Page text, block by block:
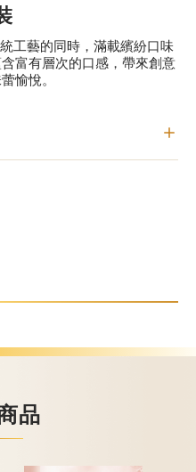
閒分享
品
芙
工藝的同時，滿載繽紛口味
富有層次的口感，帶來創意
愉悅。
品